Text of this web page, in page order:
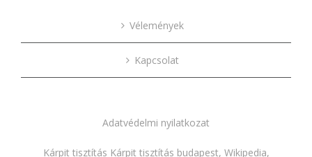
Vélemények
Kapcsolat
Adatvédelmi nyilatkozat
Kárpit tisztítás Kárpit tisztítás budapest, Wikipedia,